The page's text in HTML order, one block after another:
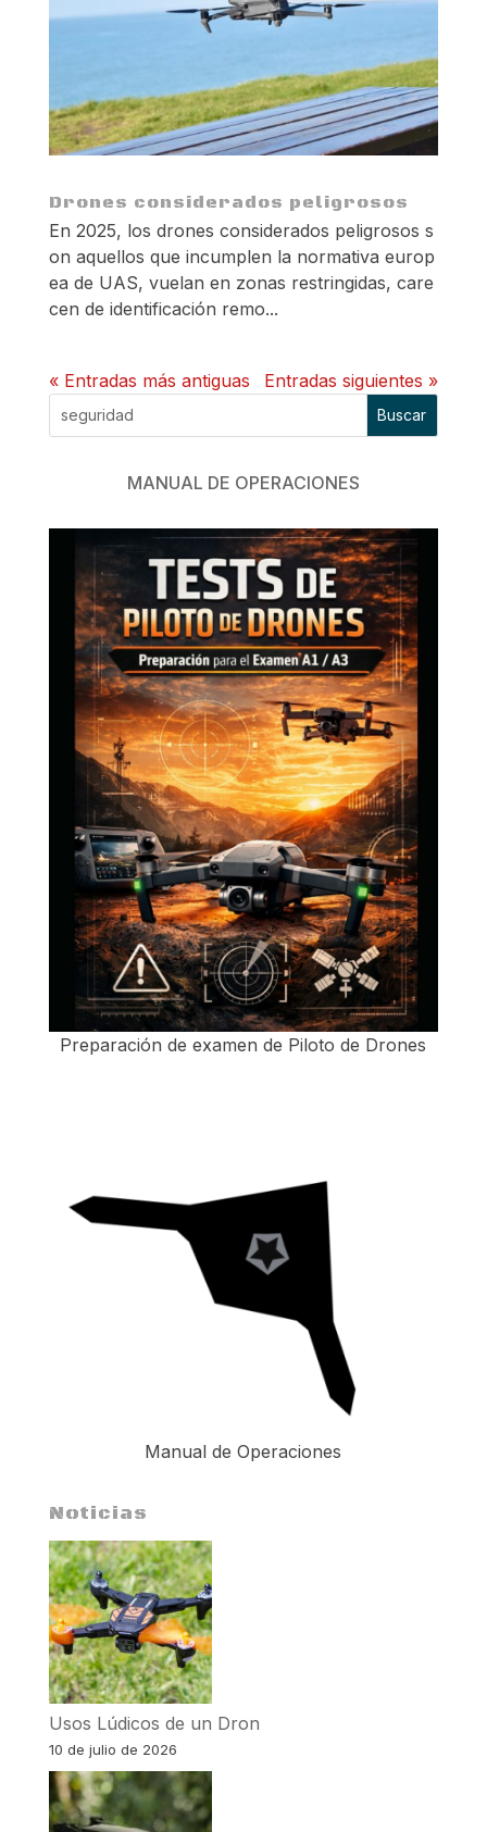
Drones considerados peligrosos
En 2025, los drones considerados peligrosos s
on aquellos que incumplen la normativa europ
ea de UAS, vuelan en zonas restringidas, care
cen de identificación remo...
« Entradas más antiguas Entradas siguientes »
Buscar
MANUAL DE OPERACIONES
Preparación de examen de Piloto de Drones
Manual de Operaciones
Noticias
Usos Lúdicos de un Dron
10 de julio de 2026